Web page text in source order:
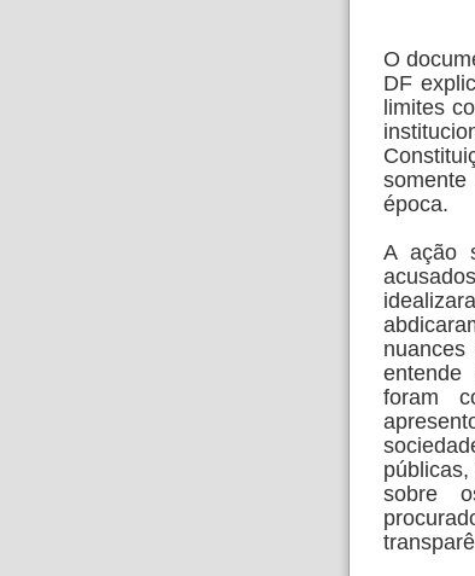
O
DF
limites
época.
A ação
foram
sobre